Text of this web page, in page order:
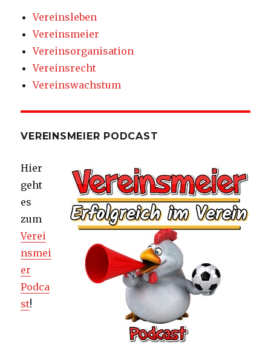
Vereinsleben
Vereinsmeier
Vereinsorganisation
Vereinsrecht
Vereinswachstum
VEREINSMEIER PODCAST
Hier
geht
es
zum
Verei
nsmei
er
Podca
st!